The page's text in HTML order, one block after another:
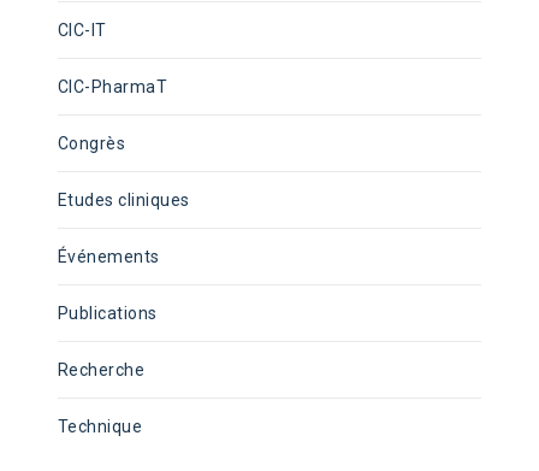
CIC-IT
CIC-PharmaT
Congrès
Etudes cliniques
Événements
Publications
Recherche
Technique